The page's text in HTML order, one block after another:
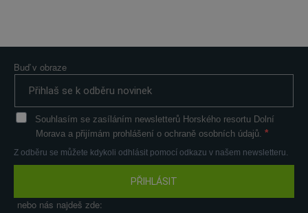
Buď v obraze
PŘIHLÁSIT
Souhlasím se zasíláním newsletterů Horského resortu Dolní
Morava a přijímám prohlášení o ochraně osobních údajů.
Z odběru se můžete kdykoli odhlásit pomocí odkazu v našem newsletteru.
nebo nás najdeš zde: